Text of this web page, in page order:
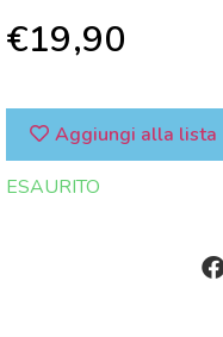
€19,90
Aggiungi alla lista
ESAURITO